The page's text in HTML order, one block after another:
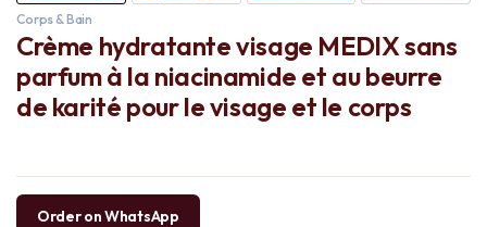
Corps & Bain
Crème hydratante visage MEDIX sans
parfum à la niacinamide et au beurre
de karité pour le visage et le corps
Order on WhatsApp